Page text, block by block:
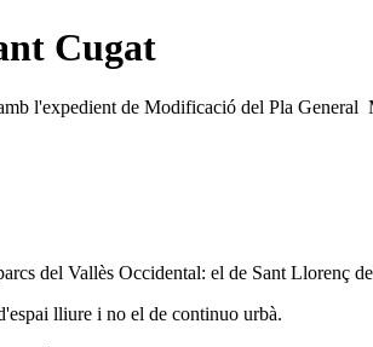
Cugat
l'expedient de Modificació del Pla
del Vallès Occidental: el de Sant Llorenç
lliure i no el de continuo urbà.